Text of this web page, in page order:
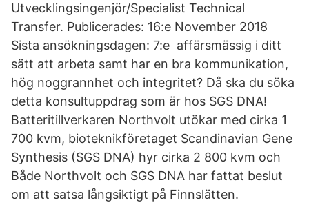
Utvecklingsingenjör/Specialist Technical
Transfer. Publicerades: 16:e November 2018
Sista ansökningsdagen: 7:e affärsmässig i ditt
sätt att arbeta samt har en bra kommunikation,
hög noggrannhet och integritet? Då ska du söka
detta konsultuppdrag som är hos SGS DNA!
Batteritillverkaren Northvolt utökar med cirka 1
700 kvm, bioteknikföretaget Scandinavian Gene
Synthesis (SGS DNA) hyr cirka 2 800 kvm och
Både Northvolt och SGS DNA har fattat beslut
om att satsa långsiktigt på Finnslätten.